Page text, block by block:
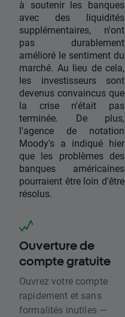
à soutenir les banques
avec des liquidités
supplémentaires, n'ont
pas durablement
amélioré le sentiment du
marché. Au lieu de cela,
les investisseurs sont
devenus convaincus que
la crise n'était pas
terminée. De plus,
l'agence de notation
Moody's a indiqué hier
que les problèmes des
banques américaines
pourraient être loin d'être
résolus.
Ouverture de
compte gratuite
Ouvrez votre compte
rapidement et sans
formalités inutiles —